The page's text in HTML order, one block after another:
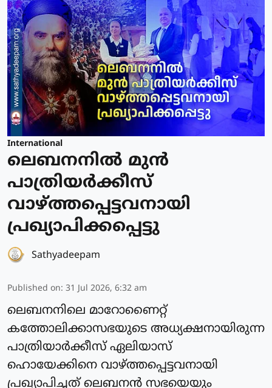
International
ലെബനനില്‍ മുന്‍
പാത്രിയര്‍ക്കീസ്
വാഴ്ത്തപ്പെട്ടവനായി
പ്രഖ്യാപിക്കപ്പെട്ടു
Sathyadeepam
Published on: 31 Jul 2026, 6:32 am
ലെബനനിലെ മാറോണൈറ്റ്
കത്തോലിക്കാസഭയുടെ അധ്യക്ഷനായിരുന്ന
പാത്രിയാര്‍ക്കീസ് ഏലിയാസ്
ഹൊയേക്കിനെ വാഴ്ത്തപ്പെട്ടവനായി
പ്രഖ്യാപിച്ചത് ലെബനന്‍ സഭയെയും